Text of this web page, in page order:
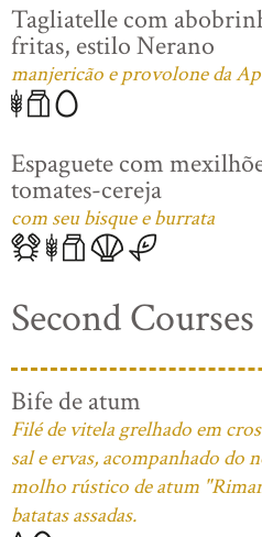
Tagliatelle com
fritas, estilo Nerano
manjericão e provolone da
Espaguete com
tomates-cereja
com seu bisque e burrata
Second Courses
Bife de atum
Filé de vitela grelhado em
sal e ervas, acompanhado do
molho rústico de atum
batatas assadas.